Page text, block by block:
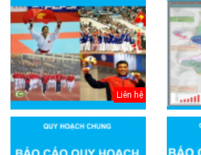
Liên hệ